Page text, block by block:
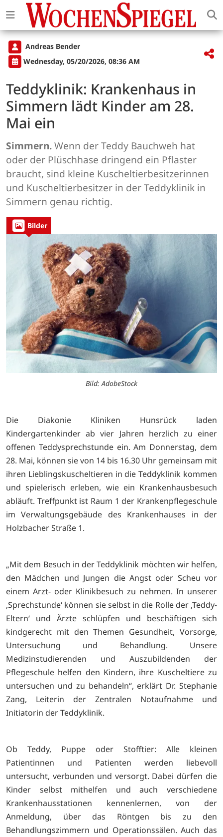
Andreas Bender
Wednesday, 05/20/2026, 08:36 AM
Teddyklinik: Krankenhaus in
Simmern lädt Kinder am 28.
Mai ein
Simmern.Wenn der Teddy Bauchweh hat
oder der Plüschhase dringend ein Pflaster
braucht, sind kleine Kuscheltierbesitzerinnen
und Kuscheltierbesitzer in der Teddyklinik in
Simmern genau richtig.
Bilder
Bild: AdobeStock
Die Diakonie Kliniken Hunsrück laden
Kindergartenkinder ab vier Jahren herzlich zu einer
offenen Teddysprechstunde ein. Am Donnerstag, dem
28. Mai, können sie von 14 bis 16.30 Uhr gemeinsam mit
ihren Lieblingskuscheltieren in die Teddyklinik kommen
und spielerisch erleben, wie ein Krankenhausbesuch
abläuft. Treffpunkt ist Raum 1 der Krankenpflegeschule
im Verwaltungsgebäude des Krankenhauses in der
Holzbacher Straße 1.
„Mit dem Besuch in der Teddyklinik möchten wir helfen,
den Mädchen und Jungen die Angst oder Scheu vor
einem Arzt- oder Klinikbesuch zu nehmen. In unserer
‚Sprechstunde‘ können sie selbst in die Rolle der ‚Teddy-
Eltern‘ und Ärzte schlüpfen und beschäftigen sich
kindgerecht mit den Themen Gesundheit, Vorsorge,
Untersuchung und Behandlung. Unsere
Medizinstudierenden und Auszubildenden der
Pflegeschule helfen den Kindern, ihre Kuscheltiere zu
untersuchen und zu behandeln“, erklärt Dr. Stephanie
Zang, Leiterin der Zentralen Notaufnahme und
Initiatorin der Teddyklinik.
Ob Teddy, Puppe oder Stofftier: Alle kleinen
Patientinnen und Patienten werden liebevoll
untersucht, verbunden und versorgt. Dabei dürfen die
Kinder selbst mithelfen und auch verschiedene
Krankenhausstationen kennenlernen, von der
Anmeldung, über das Röntgen bis zu den
Behandlungszimmern und Operationssälen. Auch das